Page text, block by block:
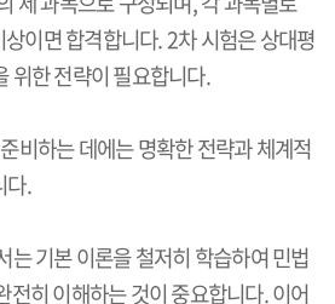
이면 합격합니다. 2차 시험은 상대평
위한 전략이 필요합니다.
비하는 데에는 명확한 전략과 체계적
다.
는 기본 이론을 철저히 학습하여 민법
전히 이해하는 것이 중요합니다. 이어